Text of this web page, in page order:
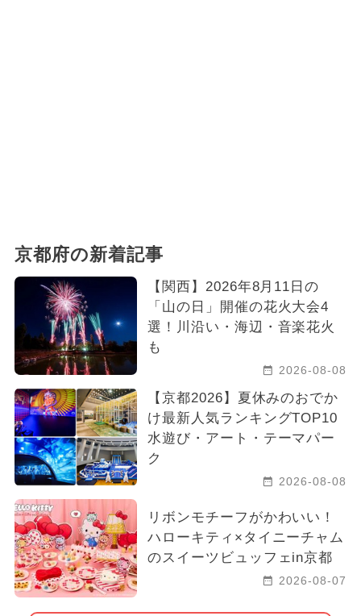
京都府の新着記事
【関西】2026年8月11日の
「山の日」開催の花火大会4
選！川沿い・海辺・音楽花火
も
2026-08-08
【京都2026】夏休みのおでか
け最新人気ランキングTOP10
水遊び・アート・テーマパー
ク
2026-08-08
リボンモチーフがかわいい！
ハローキティ×タイニーチャム
のスイーツビュッフェin京都
2026-08-07